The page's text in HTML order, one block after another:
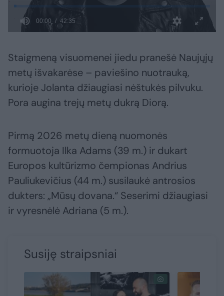
Staigmeną visuomenei jiedu pranešė Naujųjų
metų išvakarėse – paviešino nuotrauką,
kurioje Jolanta džiaugiasi nėštukės pilvuku.
Pora augina trejų metų dukrą Diorą.
Pirmą 2026 metų dieną nuomonės
formuotoja Ilka Adams (39 m.) ir dukart
Europos kultūrizmo čempionas Andrius
Pauliukevičius (44 m.) susilaukė antrosios
dukters: „Mūsų dovana.“ Seserimi džiaugiasi
ir vyresnėlė Adriana (5 m.).
Susiję straipsniai